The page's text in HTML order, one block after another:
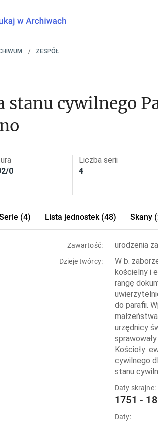
ZESPÓŁ
stanu cywilnego
0
Liczba serii
4
(4) Lista jednostek (48) Skany
Zawartość: urodzenia
Dzieje twórcy:
W b.
kościelny i
rangę
do parafii.
urzędnicy
Kościoły:
cywilnego
stanu
Daty skrajne:
1751 -
Daty: